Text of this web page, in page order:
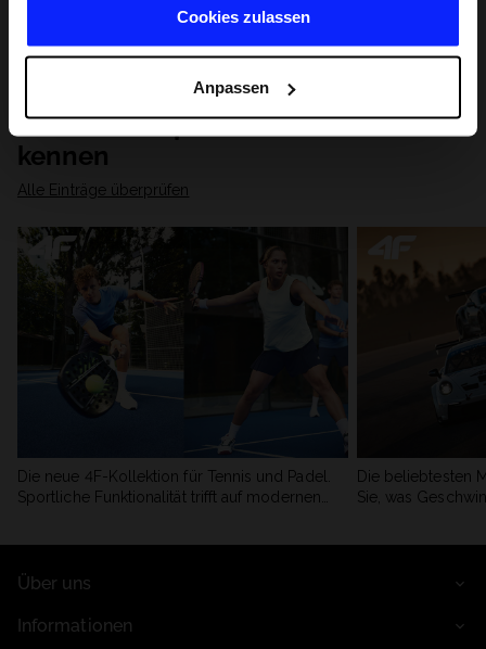
Cookies zulassen
Anpassen
Lernen Sie Sport von Grund auf
kennen
Alle Einträge überprüfen
Die neue 4F-Kollektion für Tennis und Padel.
Sportliche Funktionalität trifft auf modernen
Die beliebtesten
Sie, was
Über uns
Informationen